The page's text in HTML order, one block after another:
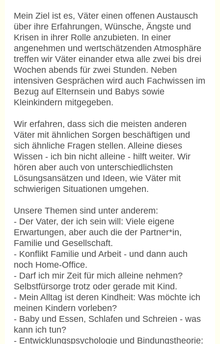
Mein Ziel ist es, Väter einen offenen Austausch
über ihre Erfahrungen, Wünsche, Ängste und
Krisen in ihrer Rolle anzubieten. In einer
angenehmen und wertschätzenden Atmosphäre
treffen wir Väter einander etwa alle zwei bis drei
Wochen abends für zwei Stunden. Neben
intensiven Gesprächen wird auch Fachwissen im
Bezug auf Elternsein und Babys sowie
Kleinkindern mitgegeben.
Wir erfahren, dass sich die meisten anderen
Väter mit ähnlichen Sorgen beschäftigen und
sich ähnliche Fragen stellen. Alleine dieses
Wissen - ich bin nicht alleine - hilft weiter. Wir
hören aber auch von unterschiedlichsten
Lösungsansätzen und Ideen, wie Väter mit
schwierigen Situationen umgehen.
Unsere Themen sind unter anderem:
- Der Vater, der ich sein will: Viele eigene
Erwartungen, aber auch die der Partner*in,
Familie und Gesellschaft.
- Konflikt Familie und Arbeit - und dann auch
noch Home-Office.
- Darf ich mir Zeit für mich alleine nehmen?
Selbstfürsorge trotz oder gerade mit Kind.
- Mein Alltag ist deren Kindheit: Was möchte ich
meinen Kindern vorleben?
- Baby und Essen, Schlafen und Schreien - was
kann ich tun?
- Entwicklungspsychologie und Bindungstheorie: